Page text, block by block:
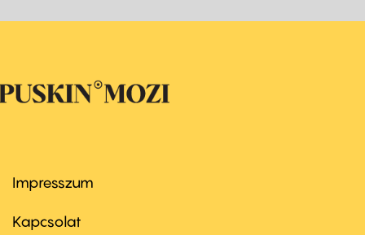
Footer
first
Impresszum
Kapcsolat